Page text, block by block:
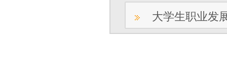
大学生职业发